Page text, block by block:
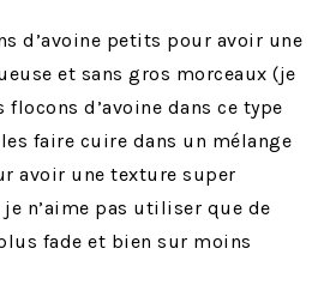
d’avoine petits pour avoir une
et sans gros morceaux (je
flocons d’avoine dans ce type
faire cuire dans un mélange
avoir une texture super
je n’aime pas utiliser que de
fade et bien sur moins